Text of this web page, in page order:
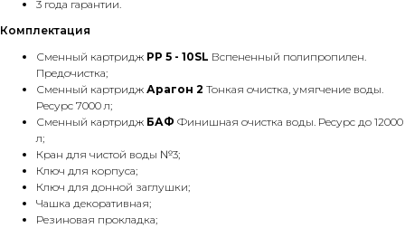
3 года гарантии.
Комплектация
Сменный картридж PP 5 - 10SL Вспененный полипропилен.
Предочистка;
Сменный картридж Арагон 2 Тонкая очистка, умягчение воды.
Ресурс 7000 л;
Сменный картридж БАФ Финишная очистка воды. Ресурс до 12000
л;
Кран для чистой воды №3;
Ключ для корпуса;
Ключ для донной заглушки;
Чашка декоративная;
Резиновая прокладка;